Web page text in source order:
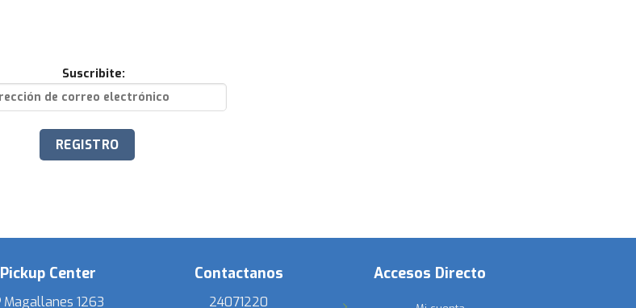
Suscribite:
Pickup Center
Magallanes 1263
Contactanos
24071220
Accesos Directo